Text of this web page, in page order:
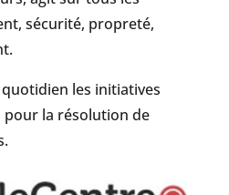
sécurité, propreté,
les initiatives
pour la résolution de